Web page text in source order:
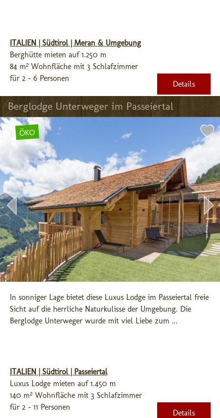
ITALIEN | Südtirol | Meran & Umgebung
Berghütte mieten auf 1.250 m
84 m² Wohnfläche mit 3 Schlafzimmer
für 2 - 6 Personen
Details
Berglodge Unterweger im Passeiertal
ÖKO
In sonniger Lage bietet diese Luxus Lodge im Passeiertal freie
Sicht auf die herrliche Naturkulisse der Umgebung. Die
Berglodge Unterweger wurde mit viel Liebe zum ...
ITALIEN | Südtirol | Passeiertal
Luxus Lodge mieten auf 1.450 m
140 m² Wohnfläche mit 3 Schlafzimmer
für 2 - 11 Personen
Details